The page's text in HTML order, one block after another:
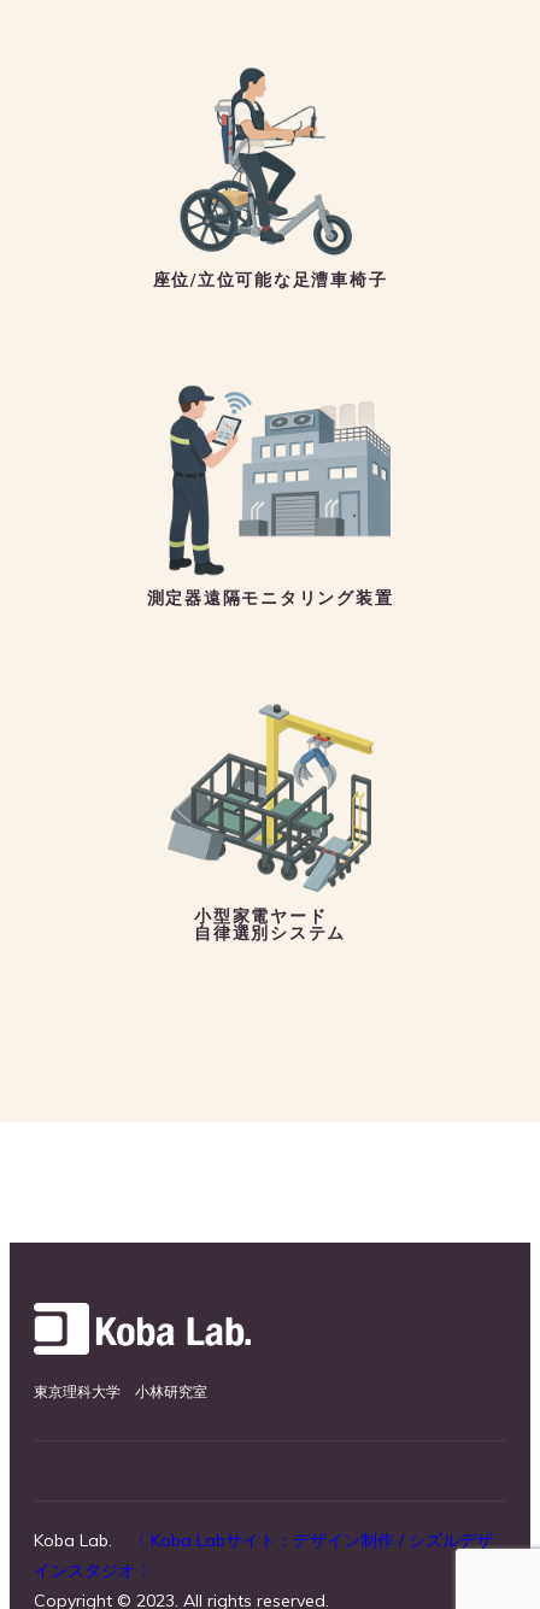
座位/立位可能な足漕車椅子
測定器遠隔モニタリング装置
小型家電ヤード
自律選別システム
東京理科大学 小林研究室
Koba Lab.
〈 Koba Labサイト：デザイン制作 / シズルデザ
インスタジオ 〉
Copyright © 2023. All rights reserved.